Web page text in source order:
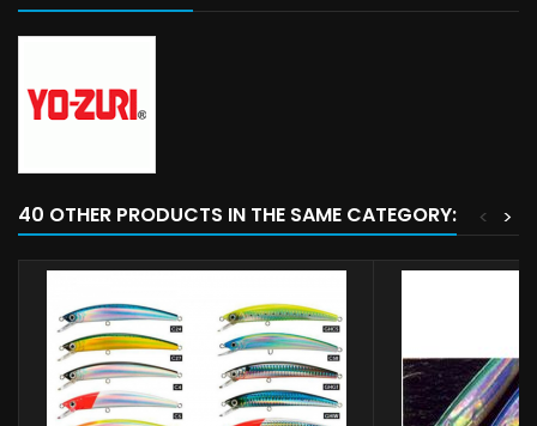
40 OTHER PRODUCTS IN THE SAME CATEGORY: >
<